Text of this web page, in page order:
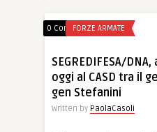
0 CommentsFORZE ARMATE
SEGREDIFESA/
oggi al CASD tra il
gen Stefanini
Written by PaolaCasoli